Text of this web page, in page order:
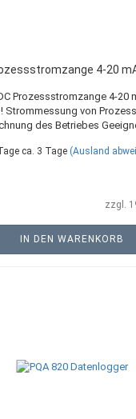
4-20
Prozessstromzange 4-20
Strommessung von
des Betriebes
ca. 3 Tage (Ausland
zzgl.
IN DEN WARENKORB